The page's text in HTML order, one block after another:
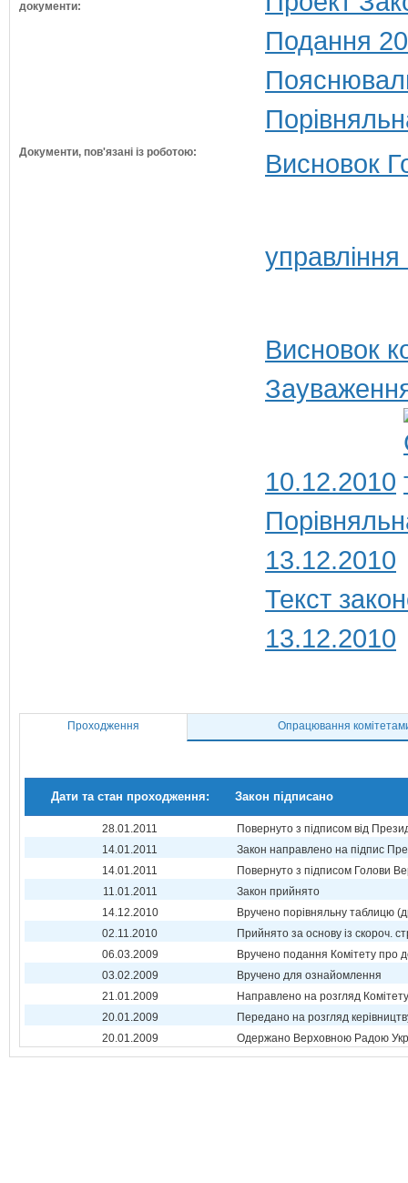
документи:
Подання
Документи, пов'язані із роботою: Висновок
Висновок
10.12.2010
13.12.2010
Текст
13.12.2010
Проходження Опрацювання
Дати та стан проходження: Закон підписано
28.01.2011
Повернуто з підписом від
14.01.2011
Закон направлено на підпис
14.01.2011
Повернуто з підписом Голови
11.01.2011
Закон прийнято
14.12.2010
Вручено порівняльну таблицю
02.11.2010
Прийнято за основу із скороч.
06.03.2009
Вручено подання Комітету про
03.02.2009
Вручено для ознайомлення
21.01.2009
Направлено на розгляд Комітету
20.01.2009
Передано на розгляд
20.01.2009
Одержано Верховною Радою